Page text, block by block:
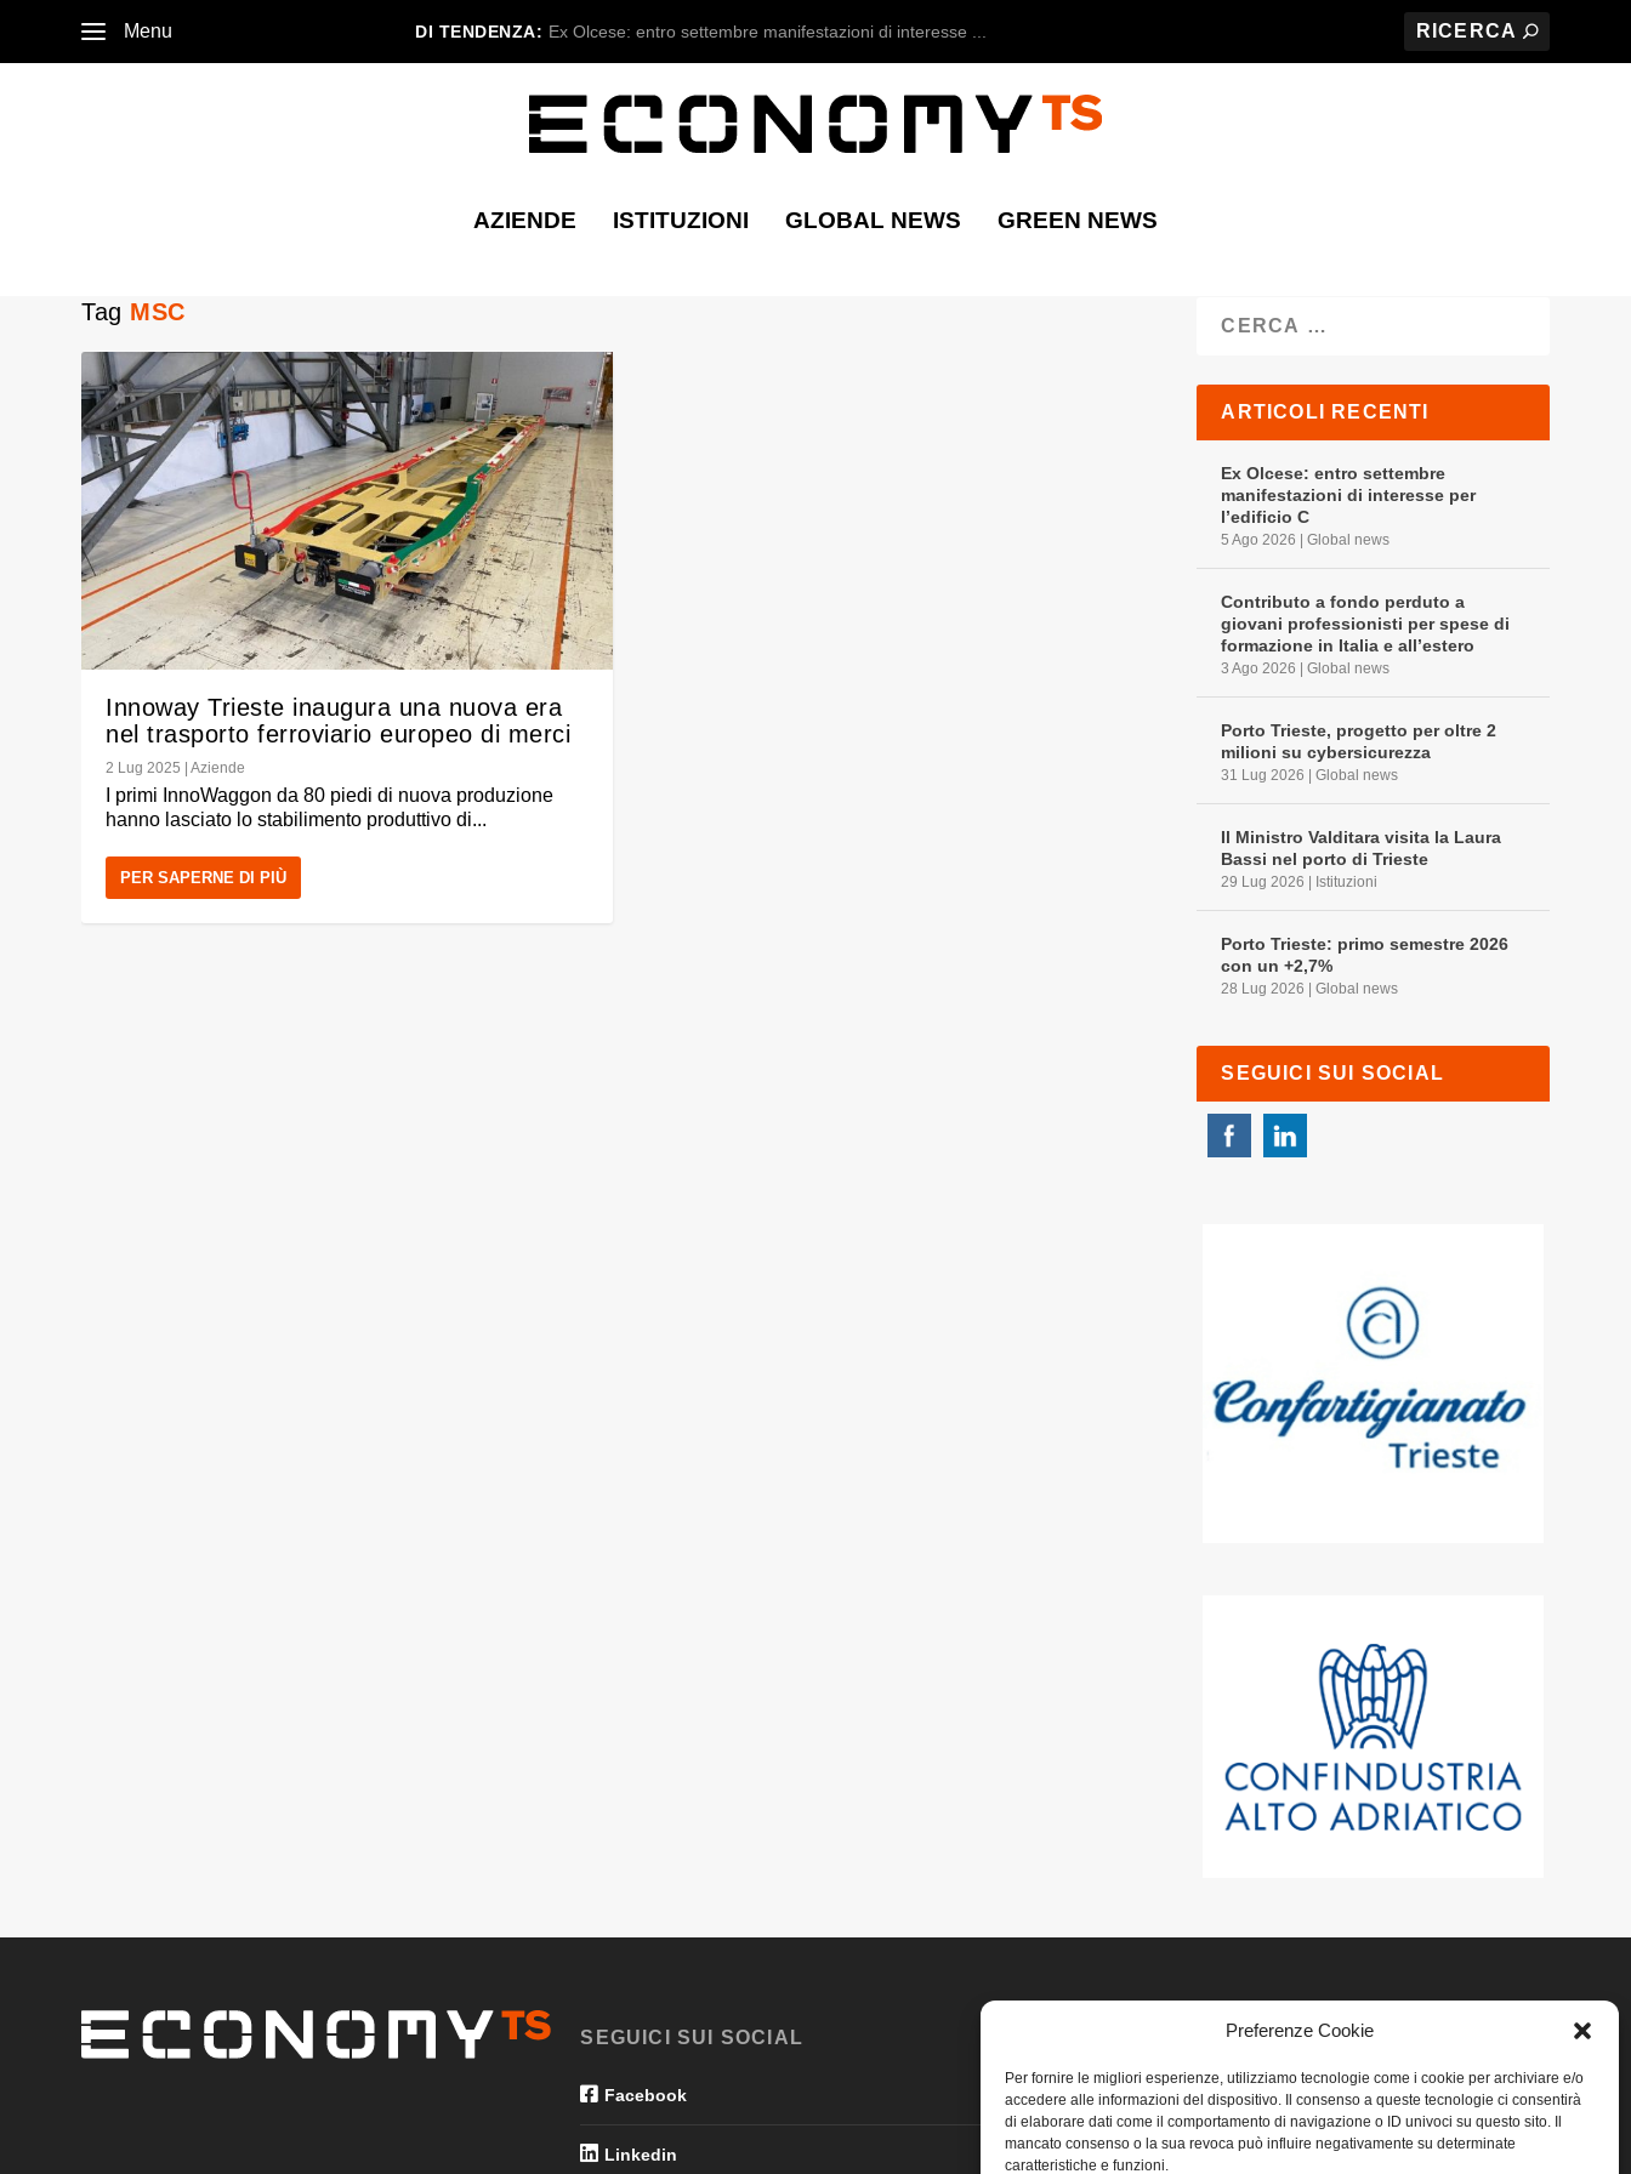
Preferenze Cookie
Per fornire le migliori esperienze, utilizziamo tecnologie come i cookie per archiviare e/o
accedere alle informazioni del dispositivo. Il consenso a queste tecnologie ci consentirà
di elaborare dati come il comportamento di navigazione o ID univoci su questo sito. Il
mancato consenso o la sua revoca può influire negativamente su determinate
caratteristiche e funzioni.
Menu DI TENDENZA: Ex Olcese: entro settembre manifestazioni di interesse ...
AZIENDE ISTITUZIONI GLOBAL NEWS GREEN NEWS
Tag MSC
Innoway Trieste inaugura una nuova era
nel trasporto ferroviario europeo di merci
2 Lug 2025 |Aziende
I primi InnoWaggon da 80 piedi di nuova produzione
hanno lasciato lo stabilimento produttivo di...
PER SAPERNE DI PIÙ
ARTICOLI RECENTI
Ex Olcese: entro settembre
manifestazioni di interesse per
l’edificio C
5 Ago 2026 |Global news
Contributo a fondo perduto a
giovani professionisti per spese di
formazione in Italia e all’estero
3 Ago 2026 |Global news
Porto Trieste, progetto per oltre 2
milioni su cybersicurezza
31 Lug 2026 |Global news
Il Ministro Valditara visita la Laura
Bassi nel porto di Trieste
29 Lug 2026 Istituzioni
Porto Trieste: primo semestre 2026
con un +2,7%
28 Lug 2026 |Global news
SEGUICI SUI SOCIAL
SEGUICI SUI SOCIAL
Facebook
Linkedin
Home
Privacy